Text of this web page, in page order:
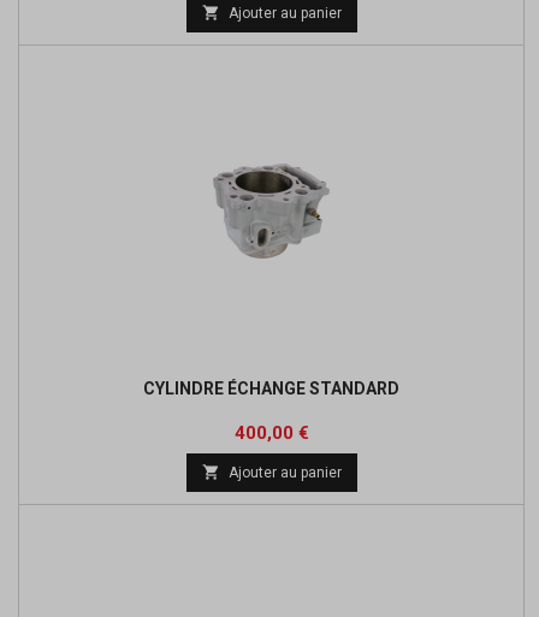
 Ajouter au panier
CYLINDRE ÉCHANGE STANDARD
Prix
400,00 €
 Ajouter au panier